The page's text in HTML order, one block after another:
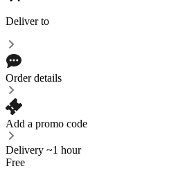
Deliver to
Order details
Add a promo code
Delivery ~1 hour
Free